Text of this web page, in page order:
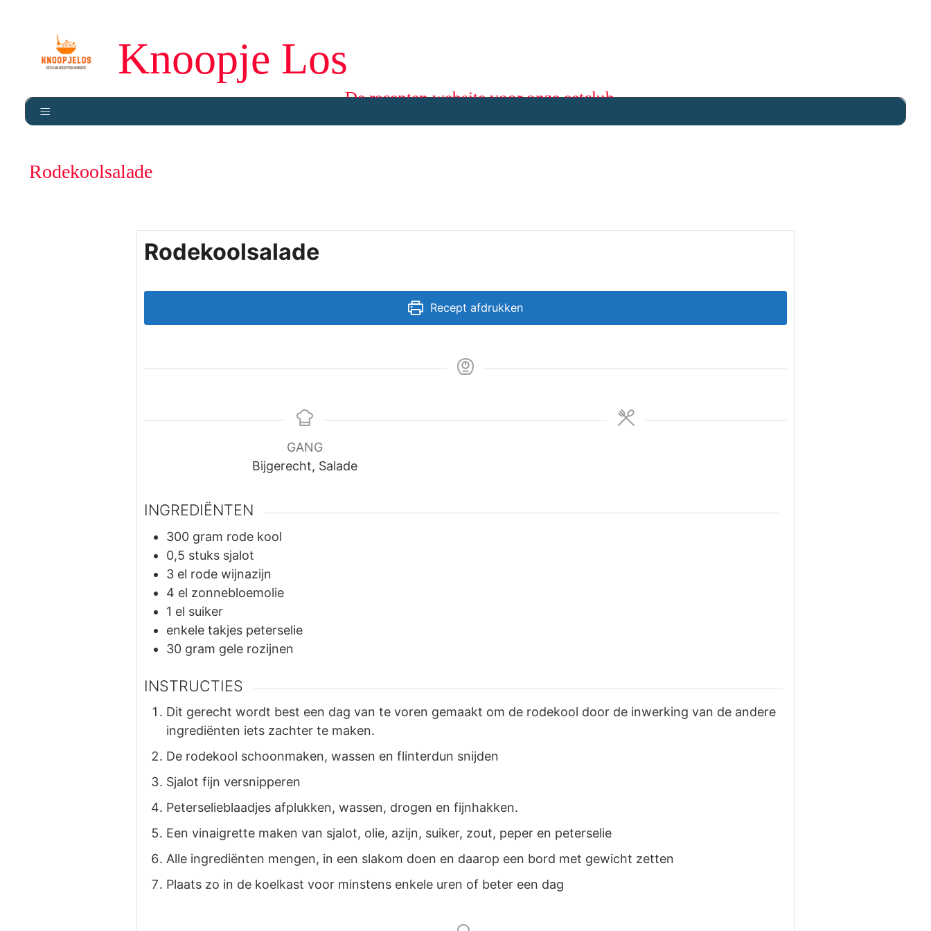
Knoopje Los
De recepten website voor onze eetclub
Rodekoolsalade
Rodekoolsalade
Recept afdrukken
GANG
Bijgerecht, Salade
INGREDIËNTEN
300 gram rode kool
0,5 stuks sjalot
3 el rode wijnazijn
4 el zonnebloemolie
1 el suiker
enkele takjes peterselie
30 gram gele rozijnen
INSTRUCTIES
Dit gerecht wordt best een dag van te voren gemaakt om de rodekool door de inwerking van de andere
ingrediënten iets zachter te maken.
De rodekool schoonmaken, wassen en flinterdun snijden
Sjalot fijn versnipperen
Peterselieblaadjes afplukken, wassen, drogen en fijnhakken.
Een vinaigrette maken van sjalot, olie, azijn, suiker, zout, peper en peterselie
Alle ingrediënten mengen, in een slakom doen en daarop een bord met gewicht zetten
Plaats zo in de koelkast voor minstens enkele uren of beter een dag